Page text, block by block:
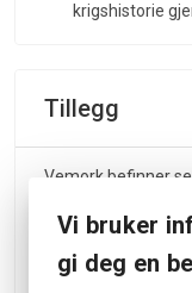
krigshistorie
Tillegg
Vemork befinner
åpningstid via
Vi bruker
gi deg en